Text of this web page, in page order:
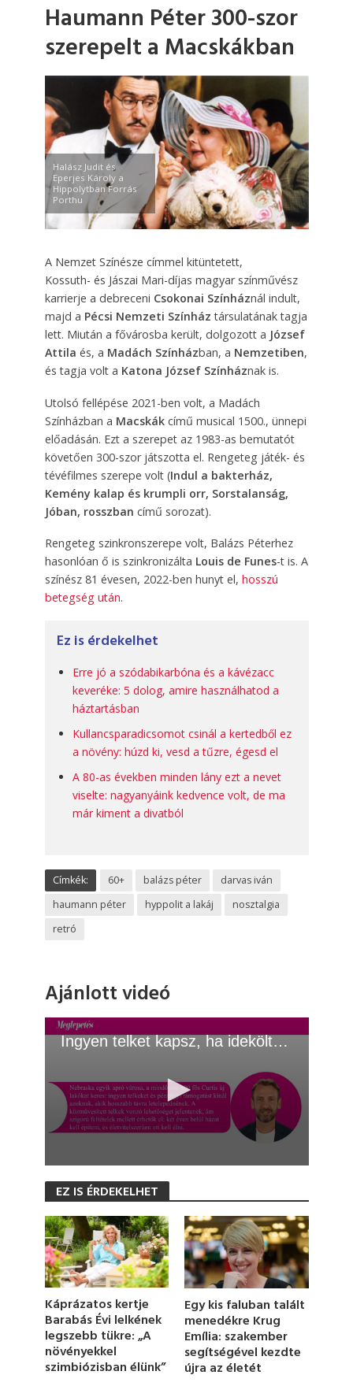
Haumann Péter 300-szor
szerepelt a Macskákban
Halász Judit és
Eperjes Károly a
Hippolytban Forrás
Porthu
A Nemzet Színésze címmel kitüntetett,
Kossuth- és Jászai Mari-díjas magyar színművész
karrierje a debreceni Csokonai Színháznál indult,
majd a Pécsi Nemzeti Színház társulatának tagja
lett. Miután a fővárosba került, dolgozott a József
Attila és, a Madách Színházban, a Nemzetiben,
és tagja volt a Katona József Színháznak is.
Utolsó fellépése 2021-ben volt, a Madách
Színházban a Macskákcímű musical 1500., ünnepi
előadásán. Ezt a szerepet az 1983-as bemutatót
követően 300-szor játszotta el. Rengeteg játék- és
tévéfilmes szerepe volt (Indul a bakterház,
Kemény kalap és krumpli orr, Sorstalanság,
Jóban, rosszban című sorozat).
Rengeteg szinkronszerepe volt, Balázs Péterhez
hasonlóan ő is szinkronizálta Louis de Funes-t is. A
színész 81 évesen, 2022-ben hunyt el, hosszú
betegség után.
Ez is érdekelhet
Erre jó a szódabikarbóna és a kávézacc
keveréke: 5 dolog, amire használhatod a
háztartásban
Kullancsparadicsomot csinál a kertedből ez
a növény: húzd ki, vesd a tűzre, égesd el
A 80-as években minden lány ezt a nevet
viselte: nagyanyáink kedvence volt, de ma
már kiment a divatból
Címkék: 60+ balázs péter
darvas iván
haumann péter
hyppolit a lakáj
nosztalgia
retró
Ajánlott videó
Ingyen telket kapsz, ha ideköltözöl!
s
o
n
d
s
o
f
m
i
n
u
t
e
EZ IS ÉRDEKELHET
Káprázatos kertje
Barabás Évi lelkének
legszebb tükre: „A
növényekkel
szimbiózisban élünk”
Egy kis faluban talált
menedékre Krug
Emília: szakember
segítségével kezdte
újra az életét